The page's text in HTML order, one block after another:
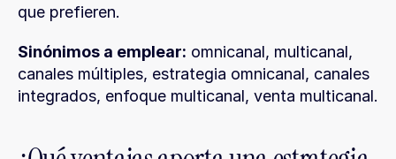
que prefieren.
Sinónimos a emplear: omnicanal, multicanal,
canales múltiples, estrategia omnicanal, canales
integrados, enfoque multicanal, venta multicanal.